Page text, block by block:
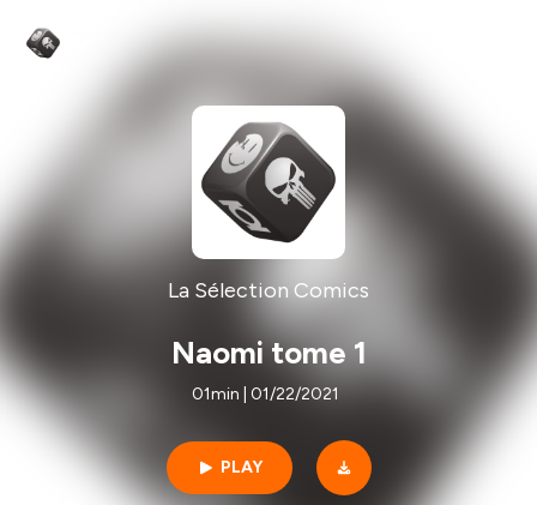
La Sélection Comics
Naomi tome 1
01min | 01/22/2021
PLAY